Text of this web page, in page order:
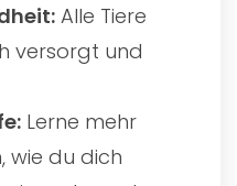
Alle Tiere
versorgt und
Lerne mehr
wie du dich